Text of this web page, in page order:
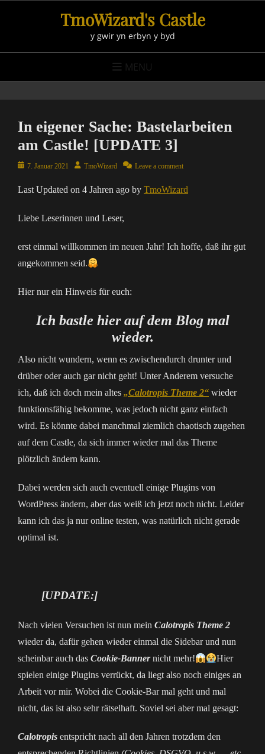
TmoWizard's Castle
y gwir yn erbyn y byd
MENU
In eigener Sache: Bastelarbeiten
am Castle! [UPDATE 3]
Posted7. Januar 2021 AuthorTmoWizard Leave a comment
Last Updated on 4 Jahren ago by TmoWizard
Liebe Leserinnen und Leser,
erst einmal willkommen im neuen Jahr! Ich hoffe, daß ihr gut
angekommen seid.
Hier nur ein Hinweis für euch:
Ich bastle hier auf dem Blog mal
wieder.
Also nicht wundern, wenn es zwischendurch drunter und
drüber oder auch gar nicht geht! Unter Anderem versuche
ich, daß ich doch mein altes „Calotropis Theme 2“ wieder
funktionsfähig bekomme, was jedoch nicht ganz einfach
wird. Es könnte dabei manchmal ziemlich chaotisch zugehen
auf dem Castle, da sich immer wieder mal das Theme
plötzlich ändern kann.
Dabei werden sich auch eventuell einige Plugins von
WordPress ändern, aber das weiß ich jetzt noch nicht. Leider
kann ich das ja nur online testen, was natürlich nicht gerade
optimal ist.
[UPDATE:]
Nach vielen Versuchen ist nun mein Calotropis Theme 2
wieder da, dafür gehen wieder einmal die Sidebar und nun
scheinbar auch das Cookie-Bannernicht mehr!
Hier
spielen einige Plugins verrückt, da liegt also noch einiges an
Arbeit vor mir. Wobei die Cookie-Bar mal geht und mal
nicht, das ist also sehr rätselhaft. Soviel sei aber mal gesagt:
Calotropis entspricht nach all den Jahren trotzdem den